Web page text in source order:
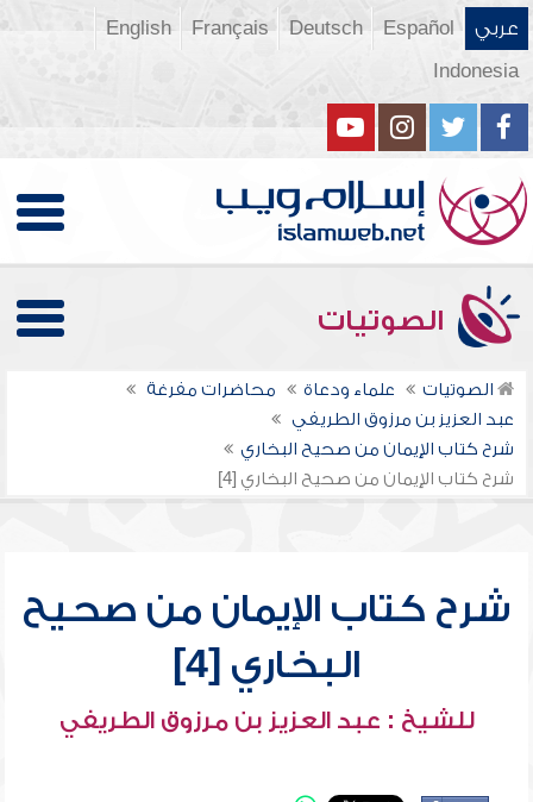
عربي Español
Deutsch
Français
English
Indonesia
الصوتيات
الصوتيات علماء ودعاة
محاضرات مفرغة
عبد العزيز بن مرزوق الطريفي
شرح كتاب الإيمان من صحيح البخاري
شرح كتاب الإيمان من صحيح البخاري [4]
شرح كتاب الإيمان من صحيح
البخاري [4]
للشيخ : عبد العزيز بن مرزوق الطريفي